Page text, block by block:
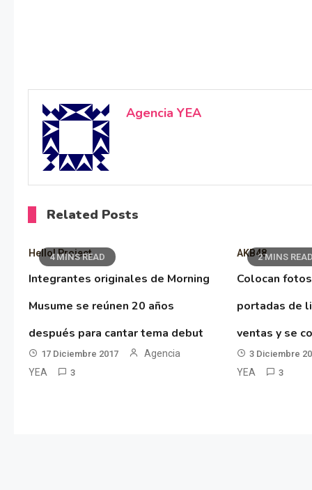
Agencia YEA
Related Posts
4 MINS READ
Hello! Project
Integrantes originales de Morning
Musume se reúnen 20 años
después para cantar tema debut
17 Diciembre 2017
Agencia
YEA
3
2 MINS READ
AKB48
Colocan
portadas de
ventas y se
3 Diciembre
YEA
3